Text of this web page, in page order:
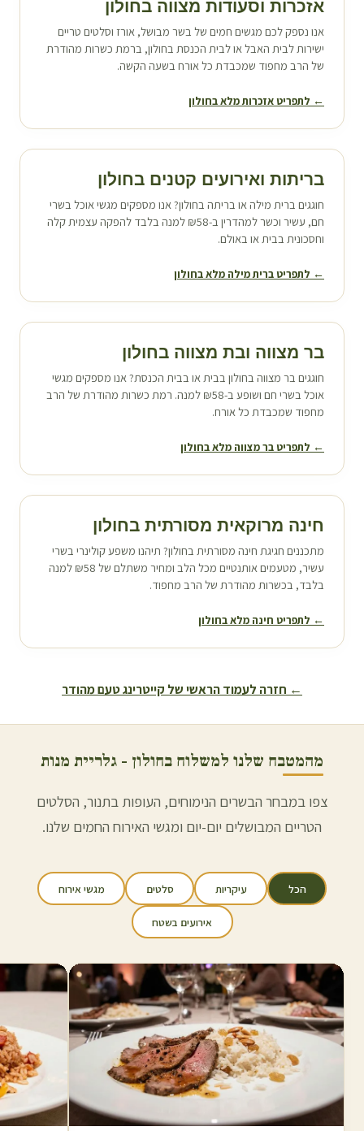
אזכרות וסעודות מצווה בחולון
אנו נספק לכם מגשים חמים של בשר מבושל, אורז וסלטים טריים
ישירות לבית האבל או לבית הכנסת בחולון, ברמת כשרות מהודרת
של הרב מחפוד שמכבדת כל אורח בשעה הקשה.
← לתפריט אזכרות מלא בחולון
בריתות ואירועים קטנים בחולון
חוגגים ברית מילה או בריתה בחולון? אנו מספקים מגשי אוכל בשרי
חם, עשיר וכשר למהדרין ב-₪58 למנה בלבד להפקה עצמית קלה
וחסכונית בבית או באולם.
← לתפריט ברית מילה מלא בחולון
בר מצווה ובת מצווה בחולון
חוגגים בר מצווה בחולון בבית או בבית הכנסת? אנו מספקים מגשי
אוכל בשרי חם ושופע ב-₪58 למנה. רמת כשרות מהודרת של הרב
מחפוד שמכבדת כל אורח.
← לתפריט בר מצווה מלא בחולון
חינה מרוקאית מסורתית בחולון
מתכננים חגיגת חינה מסורתית בחולון? תיהנו משפע קולינרי בשרי
עשיר, מטעמים אותנטיים מכל הלב ומחיר משתלם של ₪58 למנה
בלבד, בכשרות מהודרת של הרב מחפוד.
← לתפריט חינה מלא בחולון
← חזרה לעמוד הראשי של קייטרינג טעם מהודר
מהמטבח שלנו למשלוח בחולון - גלריית מנות
צפו במבחר הבשרים הנימוחים, העופות בתנור, הסלטים
הטריים המבושלים יום-יום ומגשי האירוח החמים שלנו.
הכל עיקריות סלטים מגשי אירוח
אירועים בשטח